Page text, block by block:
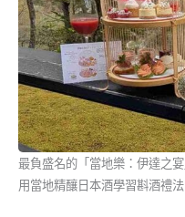
最負盛名的「當地樂：伊達之
用當地精釀日本酒學習斟酒禮